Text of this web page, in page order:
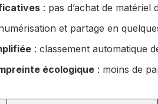
: pas d’achat de matériel
et partage en
: classement automatique
écologique: moins de